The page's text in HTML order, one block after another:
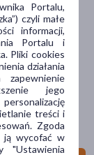
zł
Portalu,
czyli małe
informacji,
Portalu i
Pliki cookies
działania
jego
treści i
Zgoda
ją wycofać w
"Ustawienia